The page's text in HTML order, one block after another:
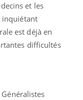
et les
inquiétant
est déjà en
difficultés